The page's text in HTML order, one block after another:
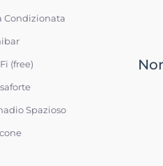
Condizionata
(free)
Spazioso